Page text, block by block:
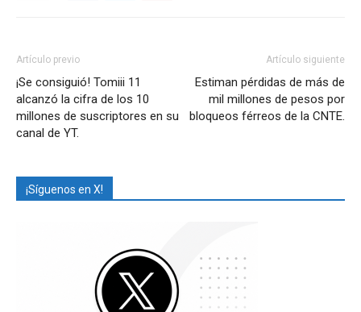
Artículo previo
¡Se consiguió! Tomiii 11
alcanzó la cifra de los 10
millones de suscriptores en su
canal de YT.
Artículo siguiente
Estiman pérdidas de más de
mil millones de pesos por
bloqueos férreos de la CNTE.
¡Síguenos en X!